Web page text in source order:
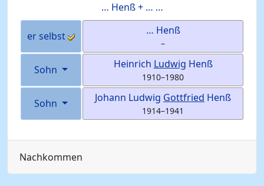
… Henß+ … …
er selbst … Henß
–
Sohn Heinrich Ludwig Henß
1910–1980
Sohn Johann Ludwig Gottfried Henß
1914–1941
Nachkommen